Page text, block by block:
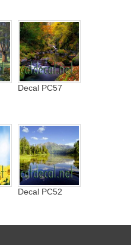
Decal PC57
Decal PC52